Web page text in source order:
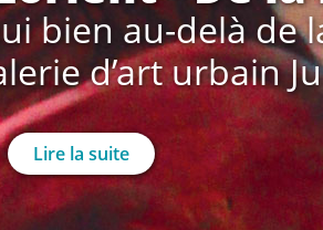
bien au-delà de
d’art urbain
Lire la suite